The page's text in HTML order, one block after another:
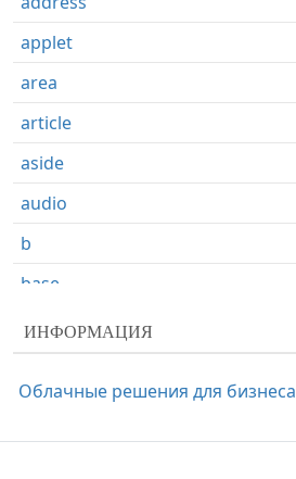
applet
area
article
aside
audio
b
base
basefont
bdo
big
ИНФОРМАЦИЯ
Облачные решения для бизнеса